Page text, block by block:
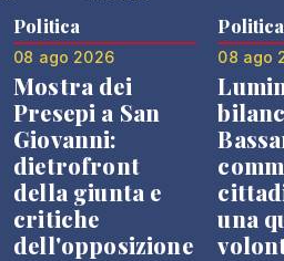
Politica
08 ago 2026
Mostra dei
Presepi a San
Giovanni:
dietrofront
della giunta e
critiche
dell'opposizione
Politica
08 ago
una